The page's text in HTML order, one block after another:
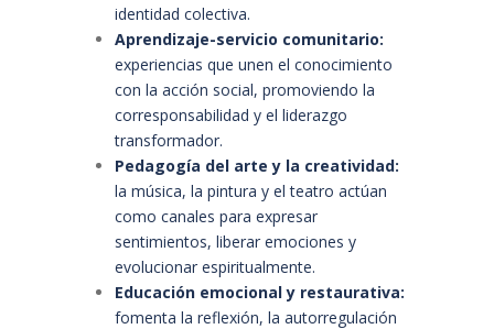
identidad colectiva.
Aprendizaje-servicio comunitario:
experiencias que unen el conocimiento
con la acción social, promoviendo la
corresponsabilidad y el liderazgo
transformador.
Pedagogía del arte y la creatividad:
la música, la pintura y el teatro actúan
como canales para expresar
sentimientos, liberar emociones y
evolucionar espiritualmente.
Educación emocional y restaurativa:
fomenta la reflexión, la autorregulación